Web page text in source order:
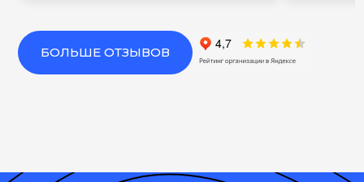
БОЛЬШЕ ОТЗЫВОВ